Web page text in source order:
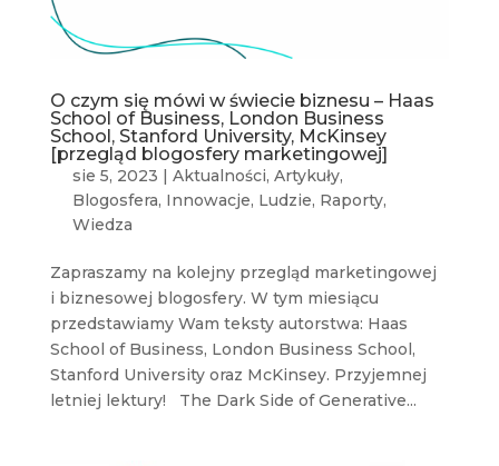
O czym się mówi w świecie biznesu – Haas
School of Business, London Business
School, Stanford University, McKinsey
[przegląd blogosfery marketingowej]
sie 5, 2023 | Aktualności, Artykuły,
Blogosfera, Innowacje, Ludzie, Raporty,
Wiedza
Zapraszamy na kolejny przegląd marketingowej
i biznesowej blogosfery. W tym miesiącu
przedstawiamy Wam teksty autorstwa: Haas
School of Business, London Business School,
Stanford University oraz McKinsey. Przyjemnej
letniej lektury! The Dark Side of Generative...